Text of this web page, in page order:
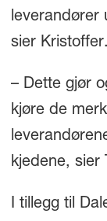
leverandører
sier Kristoffer.
– Dette gjør
kjøre de
kjedene, sier
I tillegg til